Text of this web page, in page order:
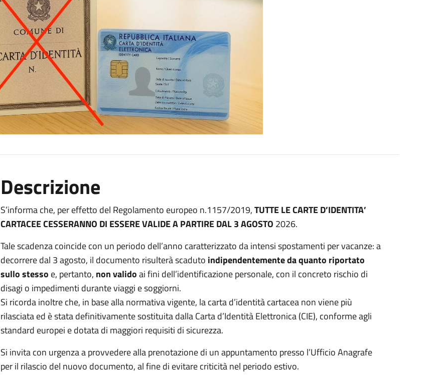
Descrizione
S’informa che, per effetto del Regolamento europeo n.1157/2019,TUTTE LE CARTE D’IDENTITA’
CARTACEECESSERANNO DI ESSERE VALIDE A PARTIRE DAL 3 AGOSTO 2026.
Tale scadenza coincide con un periodo dell’anno caratterizzato da intensi spostamenti per vacanze: a
decorrere dal 3 agosto, il documento risulterà scaduto indipendentemente da quanto riportato
sullo stesso e, pertanto, non validoai fini dell’identificazione personale, con il concreto rischio di
disagi o impedimenti durante viaggi e soggiorni.
Si ricorda inoltre che, in base alla normativa vigente, la carta d’identità cartacea non viene più
rilasciata ed è stata definitivamente sostituita dalla Carta d’Identità Elettronica (CIE), conforme agli
standard europei e dotata di maggiori requisiti di sicurezza.
Si invita con urgenza a provvedere alla prenotazione di un appuntamento presso l’Ufficio Anagrafe
per il rilascio del nuovo documento, al fine di evitare criticità nel periodo estivo.